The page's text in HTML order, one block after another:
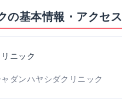
の基本情報・アクセス
ニック
ダンハヤシダクリニック